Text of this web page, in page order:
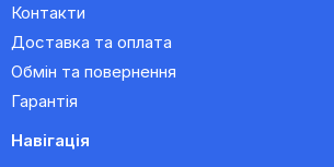
Контакти
Доставка та оплата
Обмін та повернення
Гарантія
Навігація